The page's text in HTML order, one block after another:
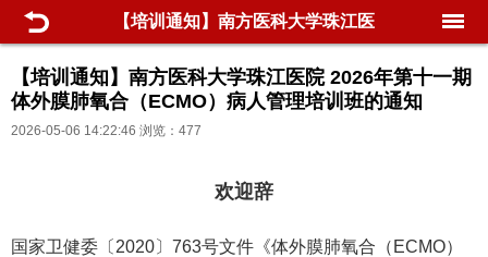
【培训通知】南方医科大学珠江医
院 2026年第十一期体外膜肺氧合
（ECMO）病人管理培训班的通知
【培训通知】南方医科大学珠江医院 2026年第十一期
体外膜肺氧合（ECMO）病人管理培训班的通知
2026-05-06 14:22:46 浏览：477
欢迎辞
国家卫健委〔2020〕763号文件《体外膜肺氧合（ECMO）